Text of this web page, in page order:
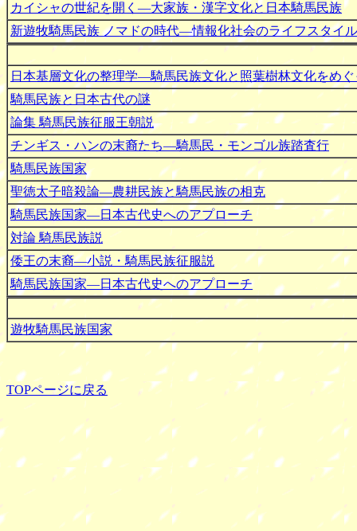
カイシャの世紀を開く―大家族・漢字文化と日本騎馬民族
新遊牧騎馬民族 ノマドの時代―情報化社会のライフスタイル
日本基層文化の整理学―騎馬民族文化と照葉樹林文化をめぐ
騎馬民族と日本古代の謎
論集 騎馬民族征服王朝説
チンギス・ハンの末裔たち―騎馬民・モンゴル族踏査行
騎馬民族国家
聖徳太子暗殺論―農耕民族と騎馬民族の相克
騎馬民族国家―日本古代史へのアプローチ
対論 騎馬民族説
倭王の末裔―小説・騎馬民族征服説
騎馬民族国家―日本古代史へのアプローチ
遊牧騎馬民族国家
TOPページに戻る